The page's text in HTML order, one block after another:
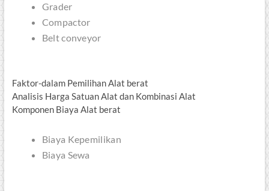
Grader
Compactor
Belt conveyor
Faktor-dalam Pemilihan Alat berat
Analisis Harga Satuan Alat dan Kombinasi Alat
Komponen Biaya Alat berat
Biaya Kepemilikan
Biaya Sewa